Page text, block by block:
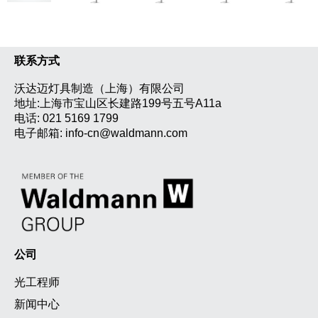
联系方式
沃达迈灯具制造（上海）有限公司
地址:上海市宝山区长建路199号五号A11a
电话: 021 5169 1799
电子邮箱: info-cn@waldmann.com
公司
光工程师
新闻中心